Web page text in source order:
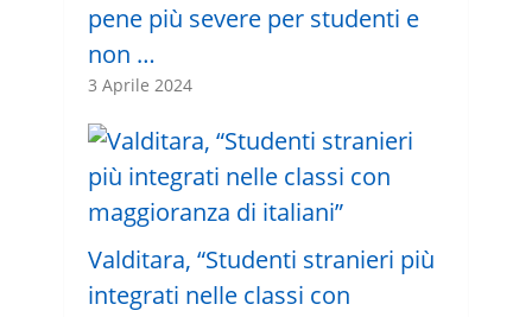
pene più severe per studenti e
non …
3 Aprile 2024
Valditara, “Studenti stranieri più
integrati nelle classi con